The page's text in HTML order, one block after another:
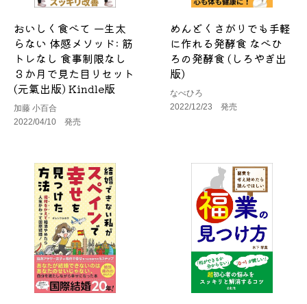
おいしく食べて 一生太
らない 体感メソッド: 筋
トレなし 食事制限なし
３か月で見た目リセット
(元氣出版) Kindle版
加藤 小百合
2022/04/10 発売
めんどくさがりでも手軽
に作れる発酵食 なべひ
ろの発酵食 (しろやぎ出
版)
なべひろ
2022/12/23 発売